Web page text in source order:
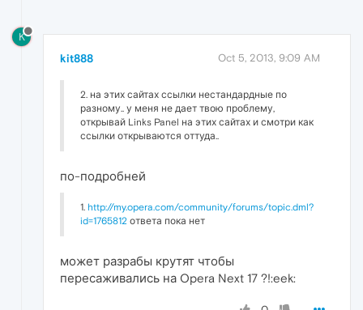
K
kit888 Oct 5, 2013, 9:09 AM
2. на этих сайтах ссылки нестандардные по
разному.. у меня не дает твою проблему,
открывай Links Panel на этих сайтах и смотри как
ссылки открываются оттуда..
по-подробней
1. http://my.opera.com/community/forums/topic.dml?
id=1765812 ответа пока нет
может разрабы крутят чтобы
пересаживались на Opera Next 17 ?!:eek: